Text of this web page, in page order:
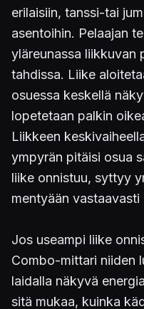
erilaisiin, tanssi-tai
asentoihin. Pelaajan
yläreunassa liikkuvan
tahdissa. Liike
osuessa keskellä
lopetetaan palkin
Liikkeen
ympyrän pitäisi osua
liike onnistuu, syttyy
mentyään vastaavasti
Jos useampi liike
Combo-mittari niiden
laidalla näkyvä
sitä mukaa, kuinka